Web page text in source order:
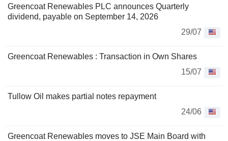
Greencoat Renewables PLC announces Quarterly
dividend, payable on September 14, 2026
29/07
Greencoat Renewables : Transaction in Own Shares
15/07
Tullow Oil makes partial notes repayment
24/06
Greencoat Renewables moves to JSE Main Board with